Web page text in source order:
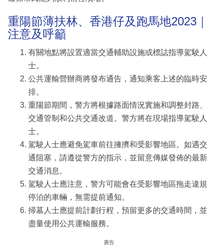
重陽節薄扶林、香港仔及跑馬地2023｜
注意及呼籲
有關地點將設置適當交通輔助設施或標誌指導駕駛人
士。
公共運輸營辦商將發布通告，通知乘客上述的臨時安
排。
重陽節期間，警方將根據路面情況實施和調整封路、
交通管制和公共交通改道。警方將在現場指導駕駛人
士。
駕駛人士應避免駕車前往擁擠和受影響地區。如遇交
通阻塞，請遵從警方的指示，並留意傳媒發佈的最新
交通消息。
駕駛人士應注意，警方可能會在受影響地區拖走違規
停泊的車輛，無需提前通知。
掃墓人士應提前計劃行程，預留更多的交通時間，並
盡量使用公共運輸服務。
廣告